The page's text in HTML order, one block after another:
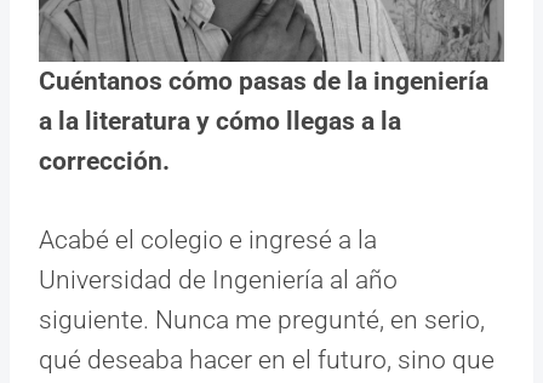
Cuéntanos cómo pasas de la ingeniería
a la literatura y cómo llegas a la
corrección.
Acabé el colegio e ingresé a la
Universidad de Ingeniería al año
siguiente. Nunca me pregunté, en serio,
qué deseaba hacer en el futuro, sino que